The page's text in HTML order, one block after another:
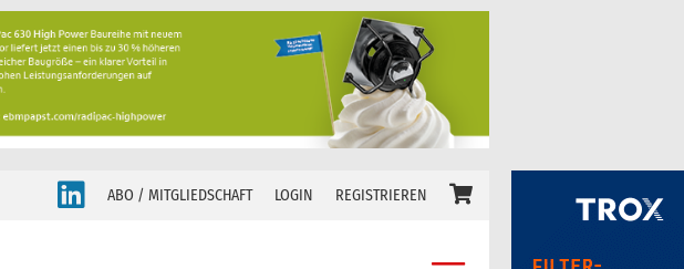
ABO / MITGLIEDSCHAFT LOGIN REGISTRIEREN